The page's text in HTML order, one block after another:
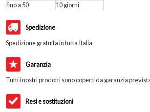
fino a 50
10 giorni
Spedizione
Spedizione gratuita in tutta Italia
Garanzia
Tutti i nostri prodotti sono coperti da garanzia
Resi e sostituzioni